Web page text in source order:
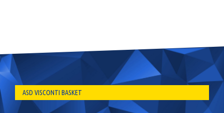
ASD VISCONTI BASKET